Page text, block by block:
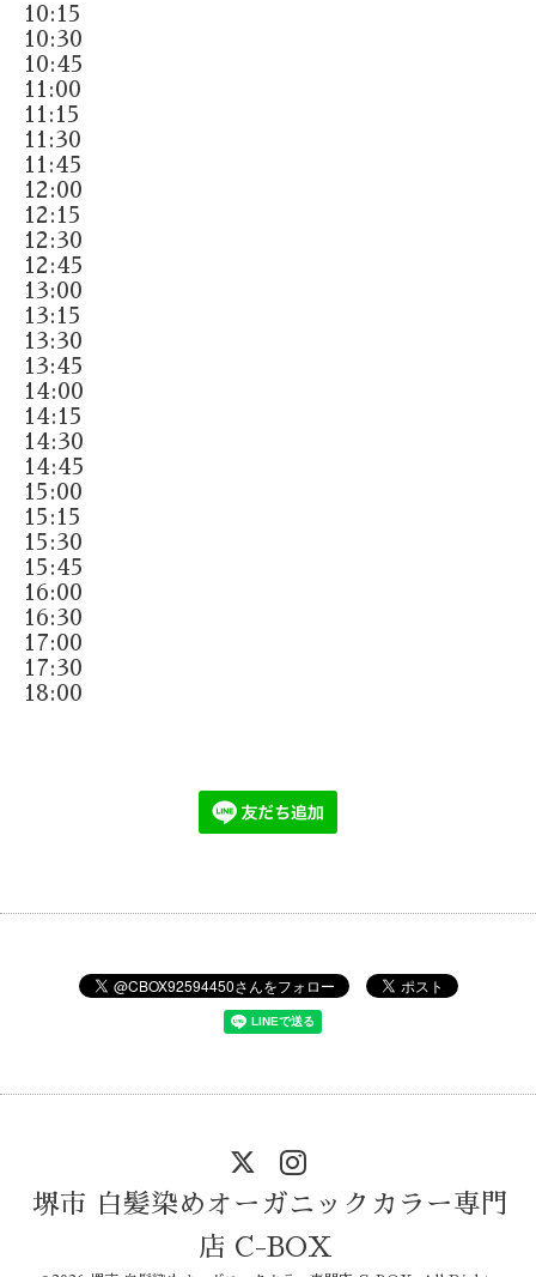
10:15
10:30
10:45
11:00
11:15
11:30
11:45
12:00
12:15
12:30
12:45
13:00
13:15
13:30
13:45
14:00
14:15
14:30
14:45
15:00
15:15
15:30
15:45
16:00
16:30
17:00
17:30
18:00
堺市 白髪染めオーガニックカラー専門
店 C-BOX